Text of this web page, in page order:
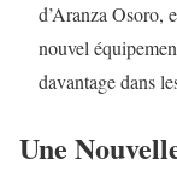
d’Aranza Osoro,
nouvel
davantage dans
Une